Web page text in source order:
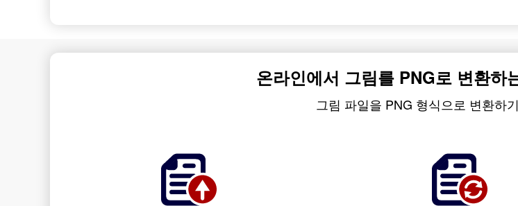
온라인에서 그림를 PNG로 변환하
그림 파일을 PNG 형식으로 변환하